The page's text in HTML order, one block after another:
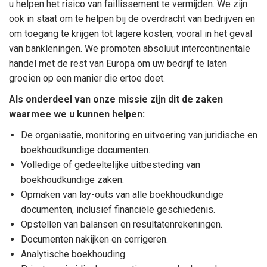
u helpen het risico van faillissement te vermijden. We zijn
ook in staat om te helpen bij de overdracht van bedrijven en
om toegang te krijgen tot lagere kosten, vooral in het geval
van bankleningen. We promoten absoluut intercontinentale
handel met de rest van Europa om uw bedrijf te laten
groeien op een manier die ertoe doet.
Als onderdeel van onze missie zijn dit de zaken
waarmee we u kunnen helpen:
De organisatie, monitoring en uitvoering van juridische en
boekhoudkundige documenten.
Volledige of gedeeltelijke uitbesteding van
boekhoudkundige zaken.
Opmaken van lay-outs van alle boekhoudkundige
documenten, inclusief financiële geschiedenis.
Opstellen van balansen en resultatenrekeningen.
Documenten nakijken en corrigeren.
Analytische boekhouding.